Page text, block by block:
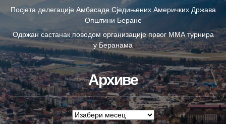
Посјета делегације Амбасаде Сједињених Америчких Држава
Општини Беране
Одржан састанак поводом организације првог ММА турнира
у Беранама
Архиве